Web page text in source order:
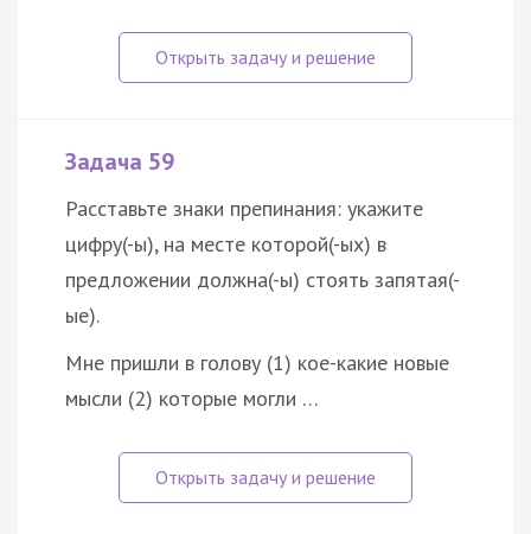
Задача 59
Расставьте знаки препинания: укажите
цифру(-ы), на месте которой(-ых) в
предложении должна(-ы) стоять запятая(-
ые).
Мне пришли в голову (1) кое-какие новые
мысли (2) которые могли …